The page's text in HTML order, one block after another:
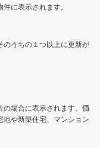
に表示されます。
のうちの１つ以上に更新が
場合に表示されます。価
や新築住宅、マンション